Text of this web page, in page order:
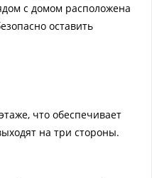
с домом расположена
оставить
что обеспечивает
на три стороны.